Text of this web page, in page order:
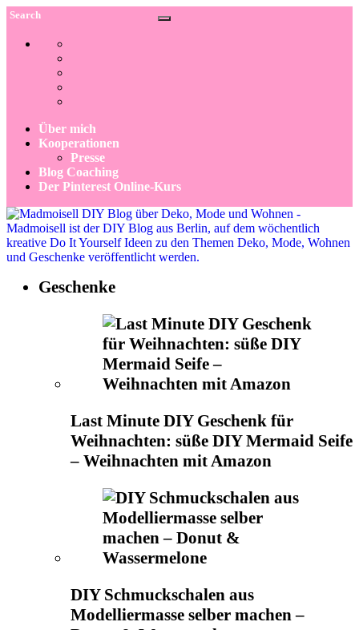
Über mich
Kooperationen
Presse
Blog Coaching
Der Pinterest Online-Kurs
Geschenke
Last Minute DIY Geschenk für
Weihnachten: süße DIY Mermaid Seife
– Weihnachten mit Amazon
DIY Schmuckschalen aus
Modelliermasse selber machen –